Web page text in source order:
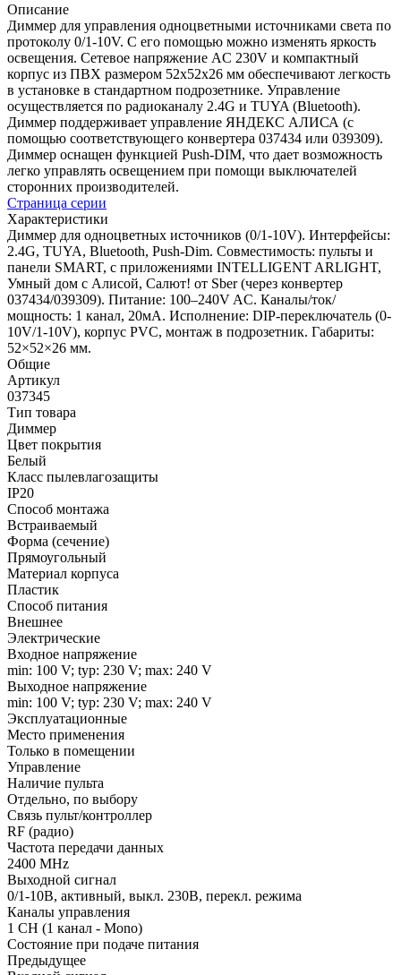
Описание
Диммер для управления одноцветными источниками света по
протоколу 0/1-10V. С его помощью можно изменять яркость
освещения. Сетевое напряжение AC 230V и компактный
корпус из ПВХ размером 52х52х26 мм обеспечивают легкость
в установке в стандартном подрозетнике. Управление
осуществляется по радиоканалу 2.4G и TUYA (Bluetooth).
Диммер поддерживает управление ЯНДЕКС АЛИСА (с
помощью соответствующего конвертера 037434 или 039309).
Диммер оснащен функцией Push-DIM, что дает возможность
легко управлять освещением при помощи выключателей
сторонних производителей.
Страница серии
Характеристики
Диммер для одноцветных источников (0/1-10V). Интерфейсы:
2.4G, TUYA, Bluetooth, Push-Dim. Совместимость: пульты и
панели SMART, с приложениями INTELLIGENT ARLIGHT,
Умный дом с Алисой, Салют! от Sber (через конвертер
037434/039309). Питание: 100–240V AC. Каналы/ток/
мощность: 1 канал, 20мА. Исполнение: DIP-переключатель (0-
10V/1-10V), корпус PVC, монтаж в подрозетник. Габариты:
52×52×26 мм.
Общие
Артикул
037345
Тип товара
Диммер
Цвет покрытия
Белый
Класс пылевлагозащиты
IP20
Способ монтажа
Встраиваемый
Форма (сечение)
Прямоугольный
Материал корпуса
Пластик
Способ питания
Внешнее
Электрические
Входное напряжение
min: 100 V; typ: 230 V; max: 240 V
Выходное напряжение
min: 100 V; typ: 230 V; max: 240 V
Эксплуатационные
Место применения
Только в помещении
Управление
Наличие пульта
Отдельно, по выбору
Связь пульт/контроллер
RF (радио)
Частота передачи данных
2400 MHz
Выходной сигнал
0/1-10В, активный, выкл. 230В, перекл. режима
Каналы управления
1 CH (1 канал - Mono)
Состояние при подаче питания
Предыдущее